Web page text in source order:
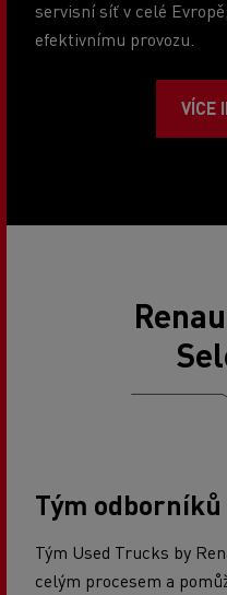
servisní síť v celé
efektivnímu provozu.
VÍCE
Tým odborníků
Tým Used Trucks by
celým procesem a